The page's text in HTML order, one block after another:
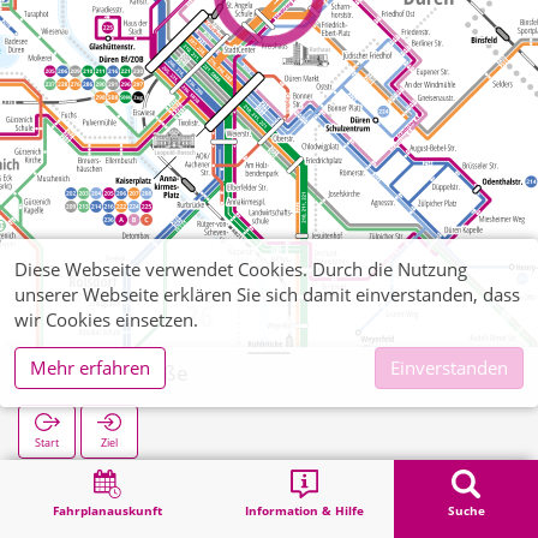
Fahrplanauskunft Information & Hilfe Suche
Schöllerstraße
Start Ziel
Schöllerstraße
Diese Webseite verwendet Cookies. Durch die Nutzung
unserer Webseite erklären Sie sich damit einverstanden, dass
wir Cookies einsetzen.
Mehr erfahren
Einverstanden